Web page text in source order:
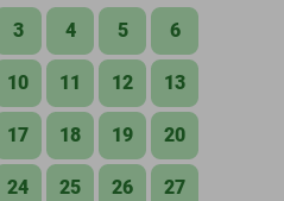
3 4 5 6
10 11 12 13
17 18 19 20
24 25 26 27